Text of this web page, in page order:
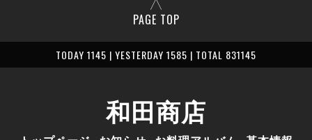
PAGE TOP
TODAY 1145 | YESTERDAY 1585 | TOTAL 831145
和田商店